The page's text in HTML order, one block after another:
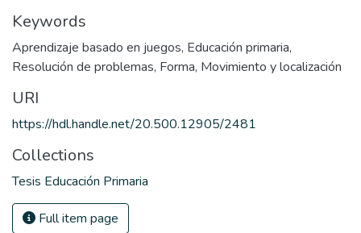
Keywords
Aprendizaje basado en juegos, Educación primaria,
Resolución de problemas, Forma, Movimiento y localización
URI
https://hdl.handle.net/20.500.12905/2481
Collections
Tesis Educación Primaria
Full item page